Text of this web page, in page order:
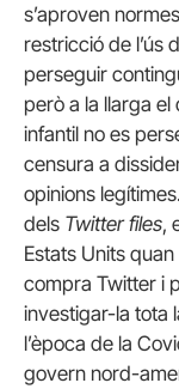
s’aproven
restricció de l’ús
perseguir
però a la llarga el
infantil no es
censura a
opinions
dels Twitter files,
Estats Units
compra Twitter i
investigar-la tota
l’època de la
govern nord-